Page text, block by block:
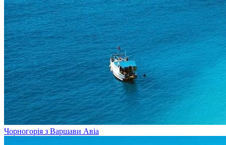
Чорногорія з Варшави Авіа